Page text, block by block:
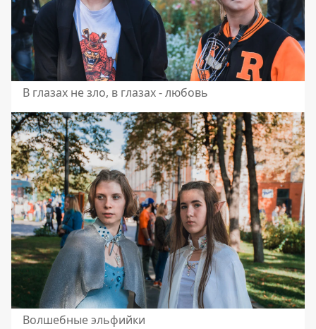
В глазах не зло, в глазах - любовь
Волшебные эльфийки